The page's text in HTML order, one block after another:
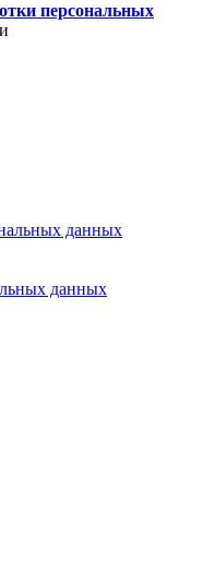
персональных
данных
данных